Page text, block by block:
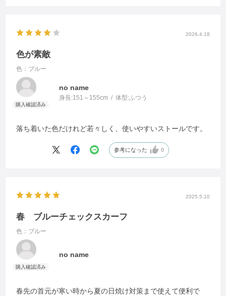
2026.4.18
色が素敵
色：ブルー
no name
身長:151～155cm 体型:ふつう
落ち着いた色だけれど若々しく、使いやすいストールです。
参考になった 0
2025.5.10
春 ブルーチェックスカーフ
色：ブルー
no name
春先の首元が寒い時から夏の日焼け対策まで使えて便利で